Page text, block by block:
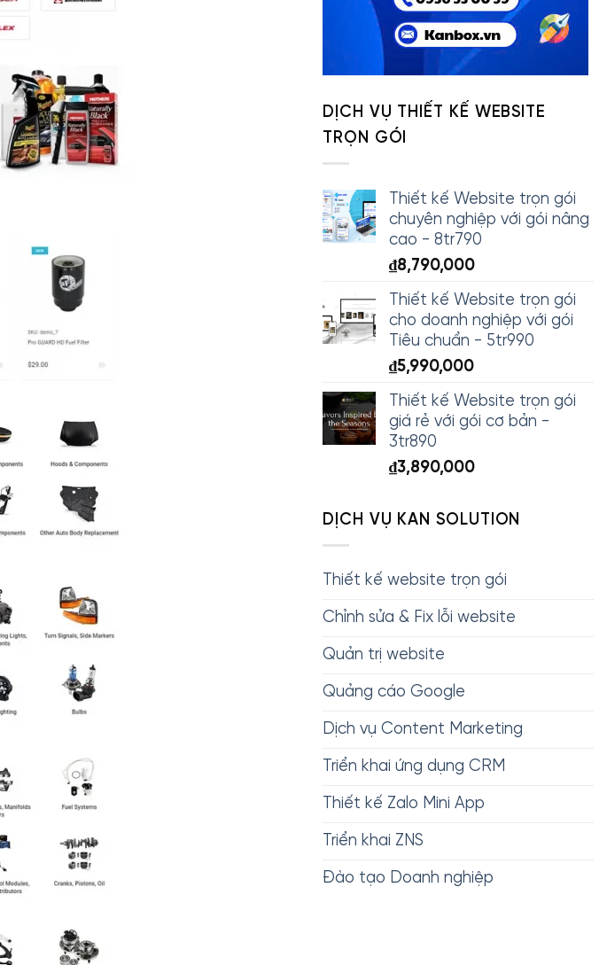
DỊCH VỤ THIẾT KẾ WEBSITE
TRỌN GÓI
Thiết kế Website trọn gói
chuyên nghiệp với gói nâng
cao - 8tr790
₫8,790,000
Thiết kế Website trọn gói
cho doanh nghiệp với gói
Tiêu chuẩn - 5tr990
₫5,990,000
Thiết kế Website trọn gói
giá rẻ với gói cơ bản -
3tr890
₫3,890,000
DỊCH VỤ KAN SOLUTION
Thiết kế website trọn gói
Chỉnh sửa & Fix lỗi website
Quản trị website
Quảng cáo Google
Dịch vụ Content Marketing
Triển khai ứng dụng CRM
Thiết kế Zalo Mini App
Triển khai ZNS
Đào tạo Doanh nghiệp